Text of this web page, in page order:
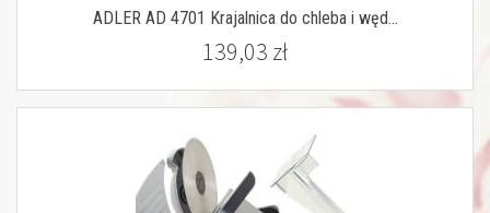
ADLER AD 4701 Krajalnica do chleba i węd...
139,03 zł